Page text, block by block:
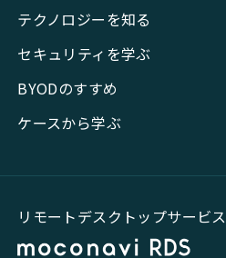
テクノロジーを知る
セキュリティを学ぶ
BYODのすすめ
ケースから学ぶ
リモートデスクトップサービス